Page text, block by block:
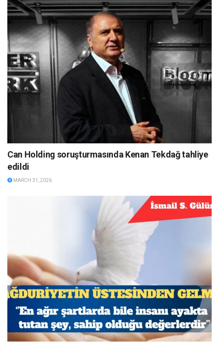
Can Holding soruşturmasında Kenan Tekdağ tahliye
edildi
MARCH 31, 2026